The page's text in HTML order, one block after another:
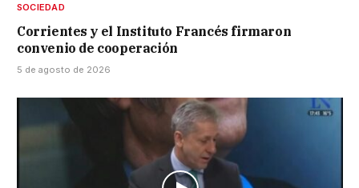
SOCIEDAD
Corrientes y el Instituto Francés firmaron
convenio de cooperación
5 de agosto de 2026